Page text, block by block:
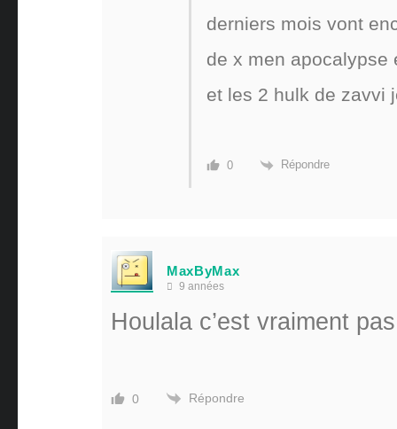
derniers mois vont
de x men apocalypse
et les 2 hulk de zavvi
0 Répondre
MaxByMax
9 années
Houlala c’est vraiment
0 Répondre